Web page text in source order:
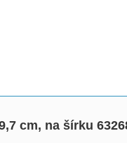
cm, na šírku